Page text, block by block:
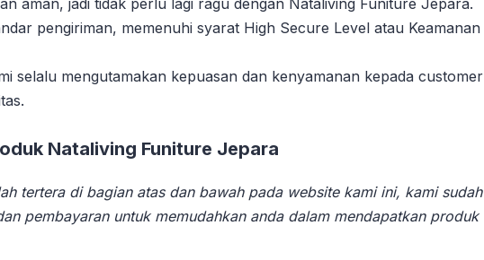
pengiriman, memenuhi syarat High Secure Level atau Keamanan
selalu mengutamakan kepuasan dan kenyamanan kepada customer
Nataliving Funiture Jepara
tertera di bagian atas dan bawah pada website kami ini, kami sudah
pembayaran untuk memudahkan anda dalam mendapatkan produk